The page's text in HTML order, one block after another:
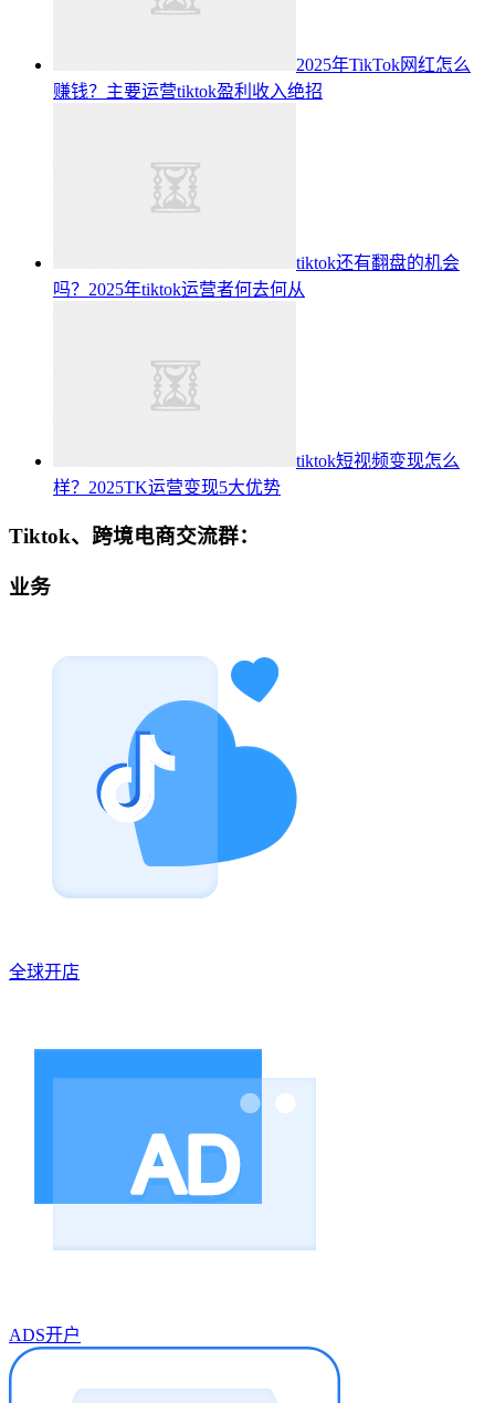
2025年TikTok网红怎么
赚钱？主要运营tiktok盈利收入绝招
tiktok还有翻盘的机会
吗？2025年tiktok运营者何去何从
tiktok短视频变现怎么
样？2025TK运营变现5大优势
Tiktok、跨境电商交流群：
业务
全球开店
ADS开户